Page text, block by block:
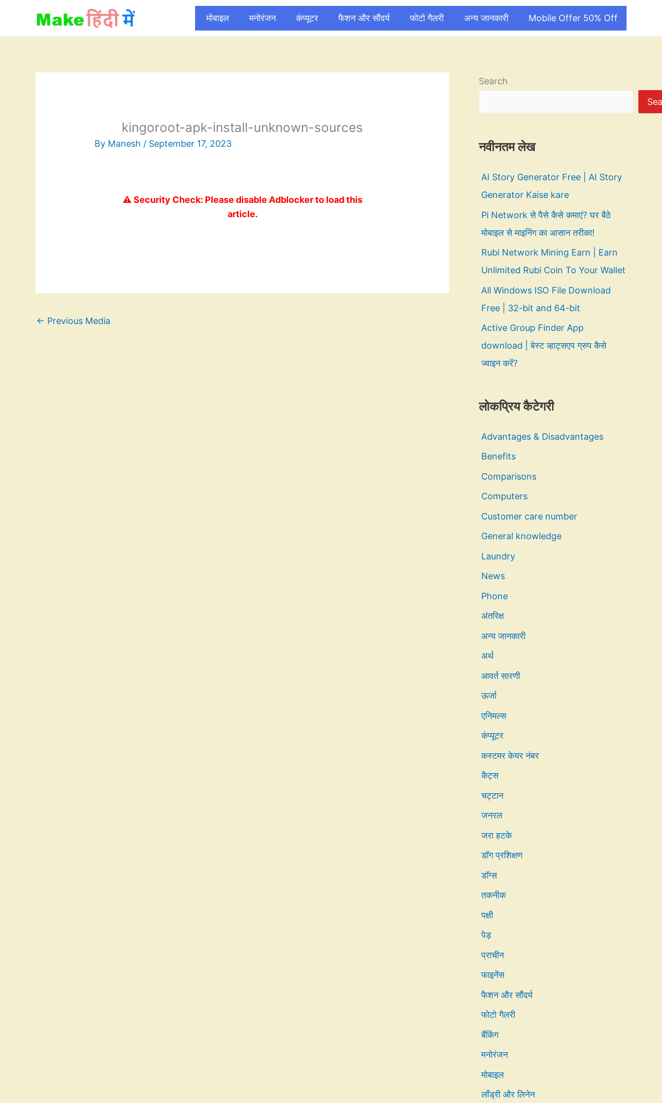
content
मोबाइल मनोरंजन कंप्यूटर फैशन और सौंदर्य फोटो गैलरी अन्य जानकारी Mobile Offer 50% Off
kingoroot-apk-install-unknown-sources
By Manesh / September 17, 2023
⚠️ Security Check: Please disable Adblocker to load this
article.
← Previous Media
Search
नवीनतम लेख
AI Story Generator Free | AI Story
Generator Kaise kare
Pi Network से पैसे कैसे कमाएं? घर बैठे
मोबाइल से माइनिंग का आसान तरीका!
Rubi Network Mining Earn | Earn
Unlimited Rubi Coin To Your Wallet
All Windows ISO File Download
Free | 32-bit and 64-bit
Active Group Finder App
download | बेस्ट व्हाट्सएप ग्रुप कैसे
ज्वाइन करें?
लोकप्रिय कैटेगरी
Advantages & Disadvantages
Benefits
Comparisons
Computers
Customer care number
General knowledge
Laundry
News
Phone
अंतरिक्ष
अन्य जानकारी
अर्थ
आवर्त सारणी
ऊर्जा
एनिमल्स
कंप्यूटर
कस्टमर केयर नंबर
कैट्स
चट्टान
जनरल
जरा हटके
डॉग प्रशिक्षण
डॉग्स
तकनीक
पक्षी
पेड़
प्राचीन
फाइनेंस
फैशन और सौंदर्य
फोटो गैलरी
बैंकिंग
मनोरंजन
मोबाइल
लाँड्री और लिनेन